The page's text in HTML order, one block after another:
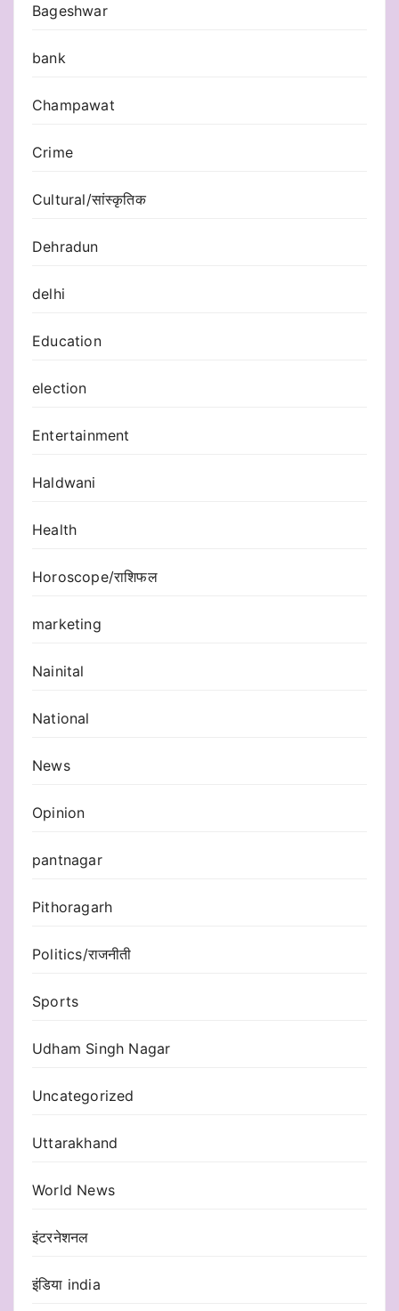
Bageshwar
bank
Champawat
Crime
Cultural/सांस्कृतिक
Dehradun
delhi
Education
election
Entertainment
Haldwani
Health
Horoscope/राशिफल
marketing
Nainital
National
News
Opinion
pantnagar
Pithoragarh
Politics/राजनीती
Sports
Udham Singh Nagar
Uncategorized
Uttarakhand
World News
इंटरनेशनल
इंडिया india